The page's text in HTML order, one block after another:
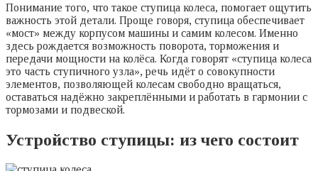
Понимание того, что такое ступица колеса, помогает ощутить
важность этой детали. Проще говоря, ступица обеспечивает
«мост» между корпусом машины и самим колесом. Именно
здесь рождается возможность поворота, торможения и
передачи мощности на колёса. Когда говорят «ступица колеса
это часть ступичного узла», речь идёт о совокупности
элементов, позволяющей колесам свободно вращаться,
оставаться надёжно закреплёнными и работать в гармонии с
тормозами и подвеской.
Устройство ступицы: из чего состоит